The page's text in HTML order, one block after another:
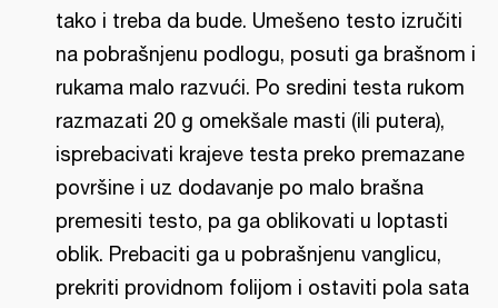
tako i treba da bude. Umešeno testo izručiti
na pobrašnjenu podlogu, posuti ga brašnom i
rukama malo razvući. Po sredini testa rukom
razmazati 20 g omekšale masti (ili putera),
isprebacivati krajeve testa preko premazane
površine i uz dodavanje po malo brašna
premesiti testo, pa ga oblikovati u loptasti
oblik. Prebaciti ga u pobrašnjenu vanglicu,
prekriti providnom folijom i ostaviti pola sata